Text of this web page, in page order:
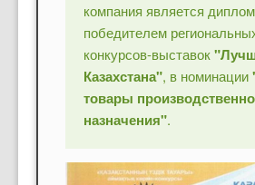
компания является
победителем
конкурсов-выставок
Казахстана", в номинации
товары
назначения".